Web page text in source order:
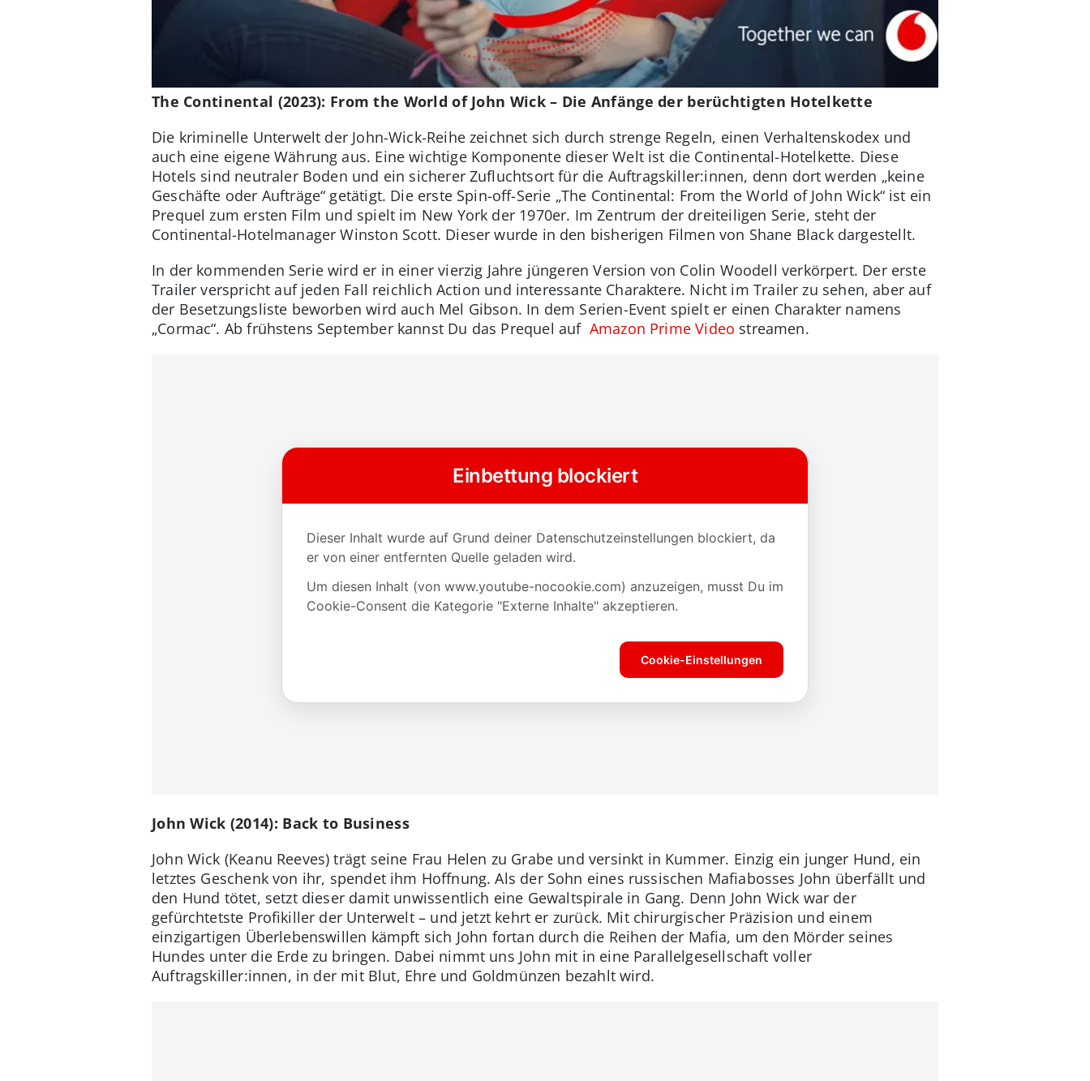
The Continental (2023): From the World of John Wick– Die Anfänge der berüchtigten Hotelkette
Die kriminelle Unterwelt der John-Wick-Reihe zeichnet sich durch strenge Regeln, einen Verhaltenskodex und
auch eine eigene Währung aus. Eine wichtige Komponente dieser Welt ist die Continental-Hotelkette. Diese
Hotels sind neutraler Boden und ein sicherer Zufluchtsort für die Auftragskiller:innen, denn dort werden „keine
Geschäfte oder Aufträge“ getätigt. Die erste Spin-off-Serie „The Continental: From the World of John Wick“ ist ein
Prequel zum ersten Film und spielt im New York der 1970er. Im Zentrum der dreiteiligen Serie, steht der
Continental-Hotelmanager Winston Scott. Dieser wurde in den bisherigen Filmen von Shane Black dargestellt.
In der kommenden Serie wird er in einer vierzig Jahre jüngeren Version von Colin Woodell verkörpert. Der erste
Trailer verspricht auf jeden Fall reichlich Action und interessante Charaktere. Nicht im Trailer zu sehen, aber auf
der Besetzungsliste beworben wird auch Mel Gibson. In dem Serien-Event spielt er einen Charakter namens
„Cormac“. Ab frühstens September kannst Du das Prequel auf Amazon Prime Video streamen.
John Wick (2014): Back to Business
John Wick (Keanu Reeves) trägt seine Frau Helen zu Grabe und versinkt in Kummer. Einzig ein junger Hund, ein
letztes Geschenk von ihr, spendet ihm Hoffnung. Als der Sohn eines russischen Mafiabosses John überfällt und
den Hund tötet, setzt dieser damit unwissentlich eine Gewaltspirale in Gang. Denn John Wick war der
gefürchtetste Profikiller der Unterwelt – und jetzt kehrt er zurück. Mit chirurgischer Präzision und einem
einzigartigen Überlebenswillen kämpft sich John fortan durch die Reihen der Mafia, um den Mörder seines
Hundes unter die Erde zu bringen. Dabei nimmt uns John mit in eine Parallelgesellschaft voller
Auftragskiller:innen, in der mit Blut, Ehre und Goldmünzen bezahlt wird.